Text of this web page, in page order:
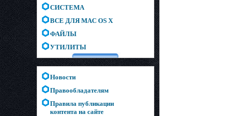
СИСТЕМА
ВСЕ ДЛЯ MAC OS X
ФАЙЛЫ
УТИЛИТЫ
Новости
Правообладателям
Правила публикации
контента на сайте